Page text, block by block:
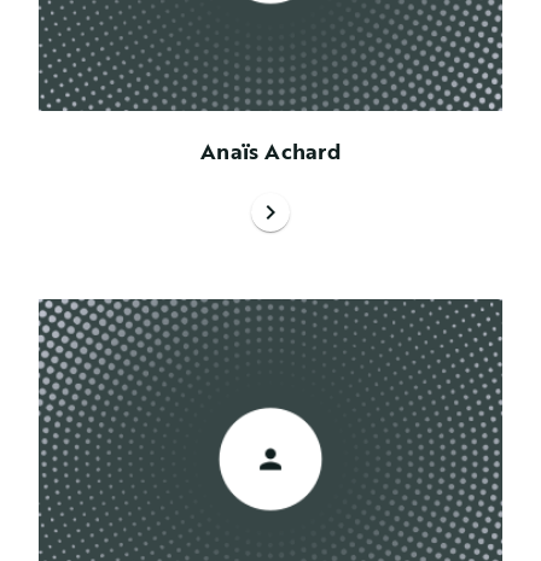
Anaïs Achard
chevron_right